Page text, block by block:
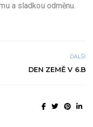
a sladkou odměnu.
DALŠÍ
DEN ZEMĚ V 6.B